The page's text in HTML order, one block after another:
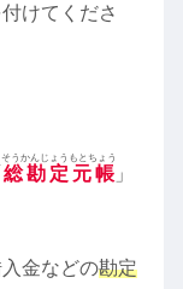
けてくださ
総勘定元帳
そうかんじょうもとちょう
」
金などの勘定